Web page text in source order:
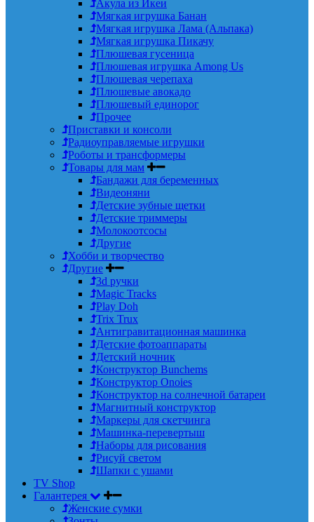
Акула из Икеи
Мягкая игрушка Банан
Мягкая игрушка Лама (Альпака)
Мягкая игрушка Пикачу
Плюшевая гусеница
Плюшевая игрушка Among Us
Плюшевая черепаха
Плюшевые авокадо
Плюшевый единорог
Прочее
Приставки и консоли
Радиоуправляемые игрушки
Роботы и трансформеры
Товары для мам
Бандажи для беременных
Видеоняни
Детские зубные щетки
Детские триммеры
Молокоотсосы
Другие
Хобби и творчество
Другие
3d ручки
Magic Tracks
Play Doh
Trix Trux
Антигравитационная машинка
Детские фотоаппараты
Детский ночник
Конструктор Bunchems
Конструктор Onoies
Конструктор на солнечной батареи
Магнитный конструктор
Маркеры для скетчинга
Машинка-перевертыш
Наборы для рисования
Рисуй светом
Шапки с ушами
TV Shop
Галантерея
Женские сумки